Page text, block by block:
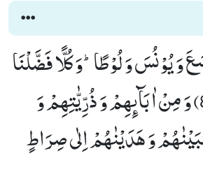
وَ یُوْنُسَ وَ لُوْطًاؕ-وَ كُلًّا فَضَّلْنَا
عَلَى الْعٰلَمِیْنَۙ (86) وَ مِنْ اٰبَآىٕهِمْ وَ ذُرِّیّٰتِهِمْ وَ
وَ هَدَیْنٰهُمْ اِلٰى صِرَاطٍ